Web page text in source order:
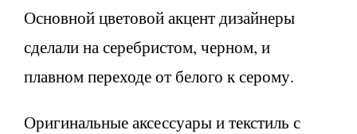
Основной цветовой акцент дизайнеры
сделали на серебристом, черном, и
плавном переходе от белого к серому.
Оригинальные аксессуары и текстиль с